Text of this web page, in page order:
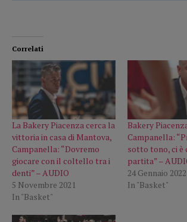
Correlati
La Bakery Piacenza cerca la
vittoria in casa di Mantova,
Campanella: “Dovremo
giocare con il coltello tra i
denti” – AUDIO
5 Novembre 2021
In "Basket"
Bakery
Campanella:
sotto tono, ci è
partita” –
24 Gennaio 2022
In "Basket"